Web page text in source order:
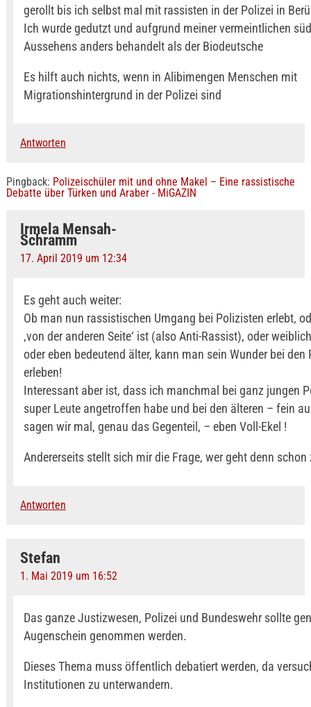
gerollt bis ich selbst mal mit rassisten in der Polizei in
Ich wurde gedutzt und aufgrund meiner vermeintlichen
Aussehens anders behandelt als der Biodeutsche
Es hilft auch nichts, wenn in Alibimengen Menschen mit
Migrationshintergrund in der Polizei sind
Antworten
Pingback: Polizeischüler mit und ohne Makel – Eine rassistische
Debatte über Türken und Araber - MiGAZIN
Irmela Mensah-
Schramm
17. April 2019 um 12:34
Es geht auch weiter:
Ob man nun rassistischen Umgang bei Polizisten erlebt,
‚von der anderen Seite‘ ist (also Anti-Rassist), oder
oder eben bedeutend älter, kann man sein Wunder bei den
erleben!
Interessant aber ist, dass ich manchmal bei ganz jungen
super Leute angetroffen habe und bei den älteren – fein
sagen wir mal, genau das Gegenteil, – eben Voll-Ekel !
Andererseits stellt sich mir die Frage, wer geht denn schon
Antworten
Stefan
1. Mai 2019 um 16:52
Das ganze Justizwesen, Polizei und Bundeswehr sollte
Augenschein genommen werden.
Dieses Thema muss öffentlich debatiert werden, da
Institutionen zu unterwandern.